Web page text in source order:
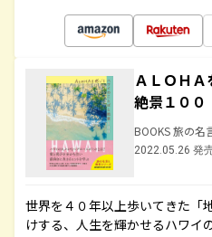
ＡＬＯＨ
絶景１００
BOOKS 旅の名
2022.05.26 発
世界を４０年以上歩いてきた「
けする、人生を輝かせるハワイ